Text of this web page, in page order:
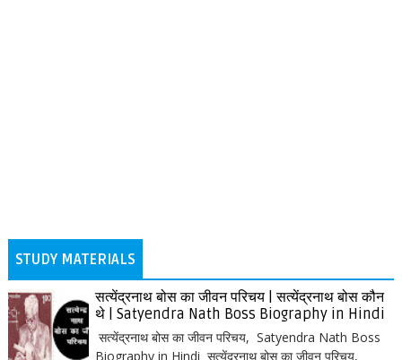
STUDY MATERIALS
सत्येंद्रनाथ बोस का जीवन परिचय | सत्येंद्रनाथ बोस कौन
थे | Satyendra Nath Boss Biography in Hindi
सत्येंद्रनाथ बोस का जीवन परिचय, Satyendra Nath Boss
Biography in Hindi सत्येंद्रनाथ बोस का जीवन परिचय,